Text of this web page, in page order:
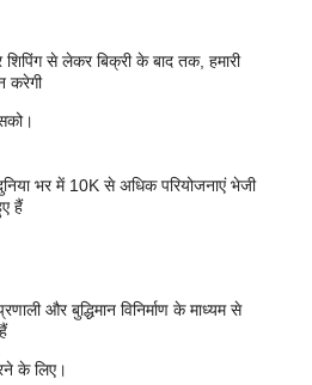
से लेकर बिक्री के बाद तक, हमारी
करेगी
भर में 10K से अधिक परियोजनाएं भेजी
हैं
और बुद्धिमान विनिर्माण के माध्यम से
के लिए।